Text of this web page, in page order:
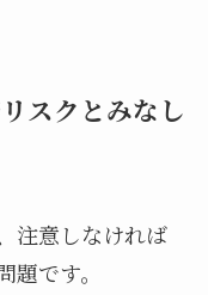
スクとみなし
注意しなければ
です。